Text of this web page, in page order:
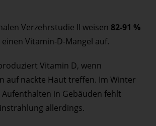
Verzehrstudie II weisen 82-91 %
Vitamin-D-Mangel auf.
Vitamin D, wenn
auf nackte Haut treffen. Im Winter
in Gebäuden fehlt
allerdings.